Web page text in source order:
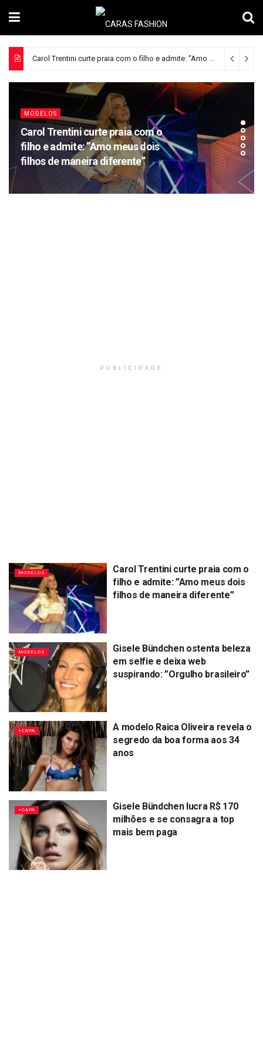
Carol Trentini curte praia com o filho e admite: ”Amo meus dois filhos de maneira diferente”
MODELOS
Carol Trentini curte praia com o
filho e admite: ”Amo meus dois
filhos de maneira diferente”
PUBLICIDADE
MODELOS
Carol Trentini curte praia com o
filho e admite: ”Amo meus dois
filhos de maneira diferente”
MODELOS
Gisele Bündchen ostenta beleza
em selfie e deixa web
suspirando: ”Orgulho brasileiro”
+CAPA
A modelo Raica Oliveira revela o
segredo da boa forma aos 34
anos
+CAPA
Gisele Bündchen lucra R$ 170
milhões e se consagra a top
mais bem paga